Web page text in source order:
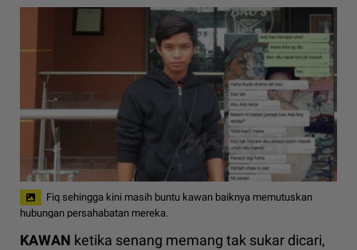
Fiq sehingga kini masih buntu kawan baiknya memutuskan
hubungan persahabatan mereka.
KAWAN ketika senang memang tak sukar dicari,